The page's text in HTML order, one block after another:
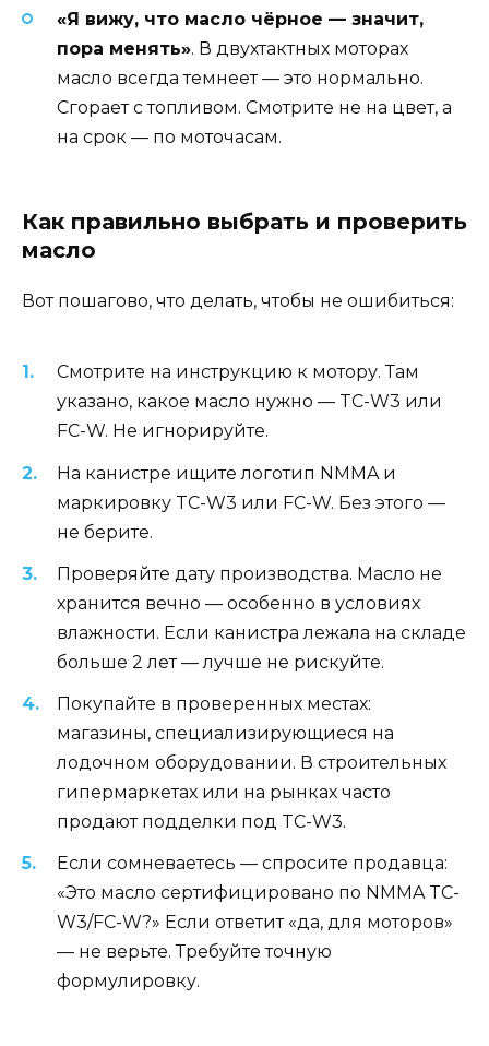
«Я вижу, что масло чёрное — значит,
пора менять». В двухтактных моторах
масло всегда темнеет — это нормально.
Сгорает с топливом. Смотрите не на цвет, а
на срок — по моточасам.
Как правильно выбрать и проверить
масло
Вот пошагово, что делать, чтобы не ошибиться:
Смотрите на инструкцию к мотору. Там
указано, какое масло нужно — TC-W3 или
FC-W. Не игнорируйте.
На канистре ищите логотип NMMA и
маркировку TC-W3 или FC-W. Без этого —
не берите.
Проверяйте дату производства. Масло не
хранится вечно — особенно в условиях
влажности. Если канистра лежала на складе
больше 2 лет — лучше не рискуйте.
Покупайте в проверенных местах:
магазины, специализирующиеся на
лодочном оборудовании. В строительных
гипермаркетах или на рынках часто
продают подделки под TC-W3.
Если сомневаетесь — спросите продавца:
«Это масло сертифицировано по NMMA TC-
W3/FC-W?» Если ответит «да, для моторов»
— не верьте. Требуйте точную
формулировку.